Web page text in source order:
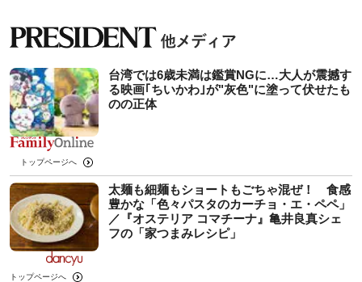
台湾では6歳未満は鑑賞NGに…大人が震撼す
る映画｢ちいかわ｣が"灰色"に塗って伏せたも
のの正体
トップページへ
太麺も細麺もショートもごちゃ混ぜ！ 食感
豊かな「色々パスタのカーチョ・エ・ペペ」
／『オステリア コマチーナ』亀井良真シェ
フの「家つまみレシピ」
トップページへ